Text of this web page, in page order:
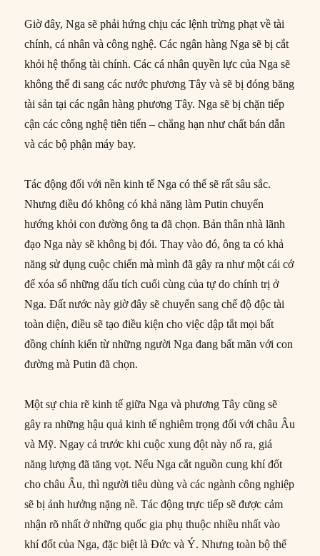
Giờ đây, Nga sẽ phải hứng chịu các lệnh trừng phạt về tài
chính, cá nhân và công nghệ. Các ngân hàng Nga sẽ bị cắt
khỏi hệ thống tài chính. Các cá nhân quyền lực của Nga sẽ
không thể đi sang các nước phương Tây và sẽ bị đóng băng
tài sản tại các ngân hàng phương Tây. Nga sẽ bị chặn tiếp
cận các công nghệ tiên tiến – chẳng hạn như chất bán dẫn
và các bộ phận máy bay.
Tác động đối với nền kinh tế Nga có thể sẽ rất sâu sắc.
Nhưng điều đó không có khả năng làm Putin chuyển
hướng khỏi con đường ông ta đã chọn. Bản thân nhà lãnh
đạo Nga này sẽ không bị đói. Thay vào đó, ông ta có khả
năng sử dụng cuộc chiến mà mình đã gây ra như một cái cớ
để xóa sổ những dấu tích cuối cùng của tự do chính trị ở
Nga. Đất nước này giờ đây sẽ chuyển sang chế độ độc tài
toàn diện, điều sẽ tạo điều kiện cho việc dập tắt mọi bất
đồng chính kiến ​​từ những người Nga đang bất mãn với con
đường mà Putin đã chọn.
Một sự chia rẽ kinh tế giữa Nga và phương Tây cũng sẽ
gây ra những hậu quả kinh tế nghiêm trọng đối với châu Âu
và Mỹ. Ngay cả trước khi cuộc xung đột này nổ ra, giá
năng lượng đã tăng vọt. Nếu Nga cắt nguồn cung khí đốt
cho châu Âu, thì người tiêu dùng và các ngành công nghiệp
sẽ bị ảnh hưởng nặng nề. Tác động trực tiếp sẽ được cảm
nhận rõ nhất ở những quốc gia phụ thuộc nhiều nhất vào
khí đốt của Nga, đặc biệt là Đức và Ý. Nhưng toàn bộ thế